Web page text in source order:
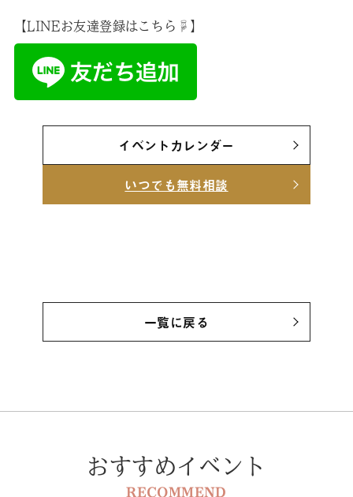
【LINEお友達登録はこちら☟】
イベントカレンダー
いつでも無料相談
一覧に戻る
おすすめイベント
RECOMMEND